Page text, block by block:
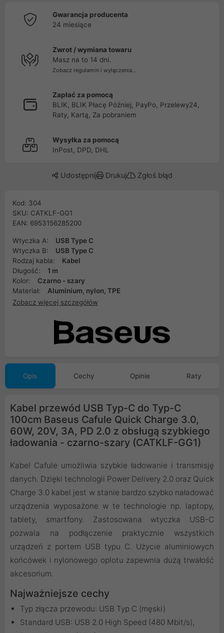
Gwarancja producenta
24 miesiące
Zwrot / wymiana towaru
Masz na to 14 dni.
Zobacz regulamin i wyłączenia...
Zapłać za pomocą
BLIK, BLIK Płacę Później, PayPo, Przelewy24,
Raty, Kartą, Za pobraniem
Wysyłka za pomocą
InPost, DPD, DHL
Udostępnij Drukuj Zgłoś błąd
Kod: 304
SKU: CATKLF-GG1
EAN: 6953156285200
Wtyczka A:
USB Type C
Wtyczka B:
USB Type C
Rodzaj kabla:
Kabel
Długość:
1 m
Kolor:
Czarno - szary
Materiał:
Aluminium, nylon, TPE
Zobacz więcej szczegółów
Opis Cechy Opinie Raty
Kabel przewód USB Typ-C do Typ-C
100cm Baseus Cafule Quick Charge 3.0,
60W, 20V, 3A, PD 2.0 z obsługą szybkiego
ładowania - czarno-szary (CATKLF-GG1)
Kabel Cafule umożliwia szybkie ładowanie i transmisję
danych. Dzięki technologii Power Delivery 2.0 oraz Quick
Charge 3.0 kabel jest w stanie bardzo szybko naładować
urządzenia wyposażone w te technologie np. laptopy,
tablety, smartfony. Zastosowana wtyczka USB-C
pozwala na podłączenie praktycznie wszystkich
urządzeń z portem USB typu C. Użycie aluminiowych
końcówek i nylonowego oplotu zapewnia dużą trwałość
akcesorium.
Najważniejsze cechy
Typ złącza przewodu: USB Typ C (męski)
Standard USB: USB 2.0 High Speed (480 Mbit/s),